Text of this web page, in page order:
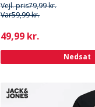
Vejl. pris79,99 kr.
Var59,99 kr.
Current
49,99 kr.
Nedsat